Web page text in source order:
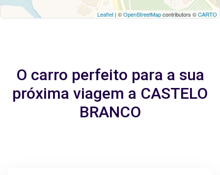
Leaflet | ©OpenStreetMapcontributors ©CARTO
O carro perfeito para a sua
próxima viagem a CASTELO
BRANCO